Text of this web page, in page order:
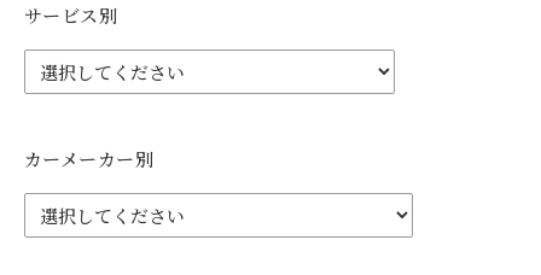
サービス別
カーメーカー別